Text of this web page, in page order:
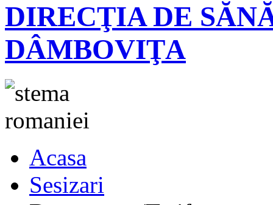
DIRECŢIA DE
DÂMBOVIŢA
Acasa
Sesizari